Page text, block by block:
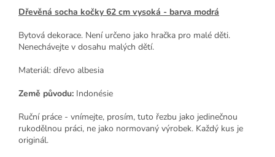
Dřevěná socha kočky 62 cm vysoká - barva modrá
Bytová dekorace. Není určeno jako hračka pro malé děti.
Nenechávejte v dosahu malých dětí.
Materiál: dřevo albesia
Země původu: Indonésie
Ruční práce - vnímejte, prosím, tuto řezbu jako jedinečnou
rukodělnou práci, ne jako normovaný výrobek. Každý kus je
originál.